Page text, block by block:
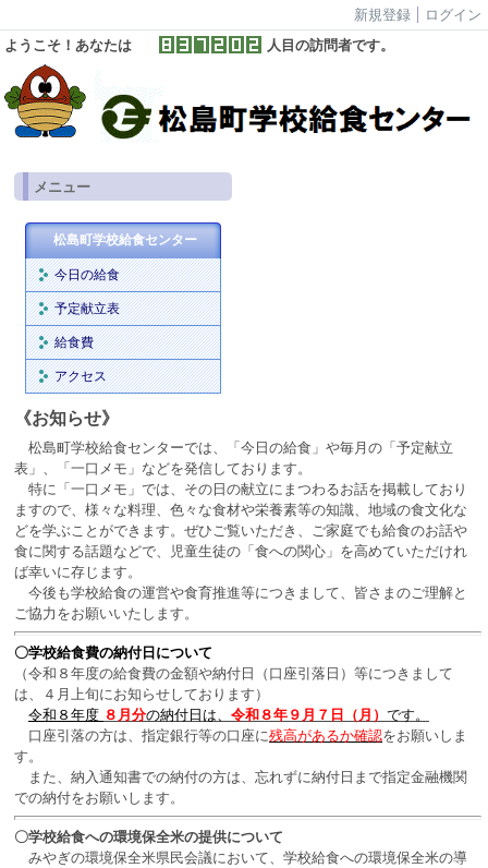
新規登録
ログイン
ようこそ！あなたは
人目の訪問者です。
メニュー
松島町学校給食センター
今日の給食
予定献立表
給食費
アクセス
《お知らせ》
松島町学校給食センターでは、「今日の給食」や毎月の「予定献立
表」、「一口メモ」などを発信しております。
特に「一口メモ」では、その日の献立にまつわるお話を掲載しており
ますので、様々な料理、色々な食材や栄養素等の知識、地域の食文化な
どを学ぶことができます。ぜひご覧いただき、 ご家庭でも給食のお話や
食に関する話題などで、児童生徒の「食への関心」を高めていただけれ
ば幸いに存じます。
今後も学校給食の運営や食育推進等につきまして、皆さまのご理解と
ご協力をお願いいたします。
〇学校給食費の納付日について
（令和８年度の給食費の金額や納付日（口座引落日）等につきまして
は、４月上旬にお知らせしております）
令和８年度 ８月 分の納付日は、 令和８年９月７日（月） です。
口座引落の方は、指定銀行等の口座に残高があるか確認をお願いしま
す。
また、納入通知書での納付の方は、忘れずに納付日まで指定金融機関
での納付をお願いします。
〇学校給食への環境保全米の提供について
みやぎの環境保全米県民会議において、学校給食への環境保全米の導